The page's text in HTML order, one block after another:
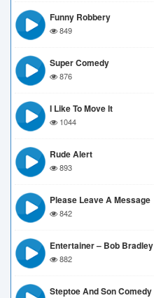
Funny Robbery
849
Super Comedy
876
I Like To Move It
1044
Rude Alert
893
Please Leave A Message
842
Entertainer – Bob Bradley
882
Steptoe And Son Comedy